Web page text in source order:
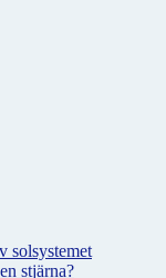
solsystemet
stjärna?